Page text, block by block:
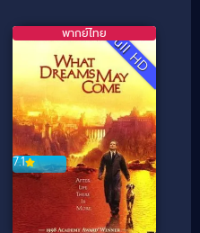
Full HD
7.1
พากย์ไทย